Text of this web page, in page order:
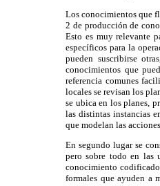
Los conocimientos que
2 de producción de
Esto es muy relevante
específicos para la
pueden suscribirse
conocimientos que
referencia comunes
locales se revisan los
se ubica en los planes,
las distintas instancias
que modelan las
En segundo lugar se
pero sobre todo en las
conocimiento
formales que ayuden a